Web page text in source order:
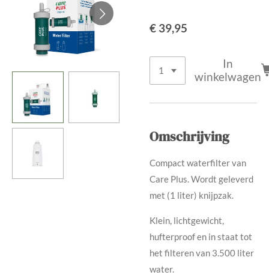
€ 39,95
In
winkelwagen
Omschrijving
Compact waterfilter van
Care Plus. Wordt geleverd
met (1 liter) knijpzak.
Klein, lichtgewicht,
hufterproof en in staat tot
het filteren van 3.500 liter
water.